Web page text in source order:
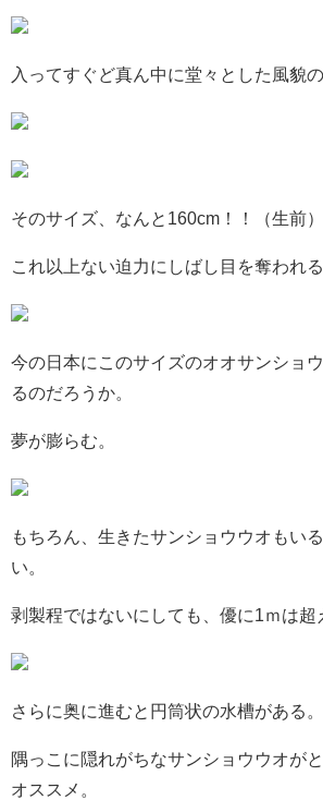
入ってすぐど真ん中に堂々とした風貌の
そのサイズ、なんと160cm！！（生前）
これ以上ない迫力にしばし目を奪われる
今の日本にこのサイズのオオサンショ
るのだろうか。
夢が膨らむ。
もちろん、生きたサンショウウオもい
い。
剥製程ではないにしても、優に1ｍは超
さらに奥に進むと円筒状の水槽がある。
隅っこに隠れがちなサンショウウオが
オススメ。